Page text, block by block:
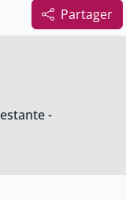
Partager
-